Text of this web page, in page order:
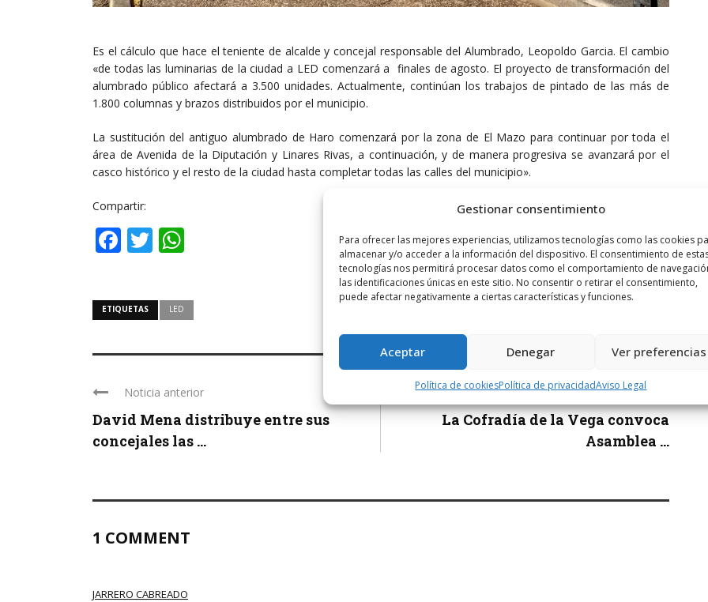
Gestionar consentimiento
Para ofrecer las mejores experiencias, utilizamos tecnologías como las cookies
almacenar y/o acceder a la información del dispositivo. El consentimiento de
tecnologías nos permitirá procesar datos como el comportamiento de
las identificaciones únicas en este sitio. No consentir o retirar el consentimiento,
puede afectar negativamente a ciertas características y funciones.
Aceptar Denegar Ver preferencias
Política de cookiesPolítica de privacidadAviso Legal
Es el cálculo que hace el teniente de alcalde y concejal responsable del Alumbrado, Leopoldo Garcia. El cambio
«de todas las luminarias de la ciudad a LED comenzará a finales de agosto. El proyecto de transformación del
alumbrado público afectará a 3.500 unidades. Actualmente, continúan los trabajos de pintado de las más de
1.800 columnas y brazos distribuidos por el municipio.
La sustitución del antiguo alumbrado de Haro comenzará por la zona de El Mazo para continuar por toda el
área de Avenida de la Diputación y Linares Rivas, a continuación, y de manera progresiva se avanzará por el
casco histórico y el resto de la ciudad hasta completar todas las calles del municipio».
Compartir:
Facebook
Twitter
ETIQUETAS LED
Noticia anterior
David Mena distribuye entre sus
concejales las ...
Siguiente noticia
La Cofradía de la Vega convoca
Asamblea ...
1 COMMENT
JARRERO CABREADO